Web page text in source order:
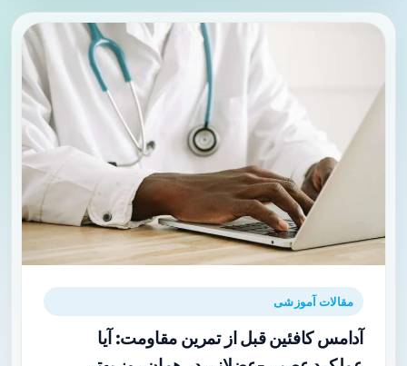
مقالات آموزشی
آدامس کافئین قبل از تمرین مقاومت: آیا